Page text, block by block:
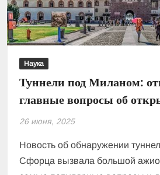
Наука
Туннели под Миланом:
главные вопросы об
26 июня, 2025
Новость об обнаружении
Сфорца вызвала большой